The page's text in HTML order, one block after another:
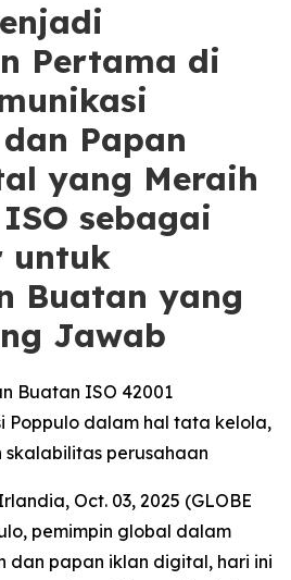
Pertama di
Papan
yang Meraih
sebagai
untuk
Buatan yang
Jawab
Buatan ISO 42001
Poppulo dalam hal tata kelola,
perusahaan
Oct. 03, 2025 (GLOBE
pemimpin global dalam
dan papan iklan digital, hari ini